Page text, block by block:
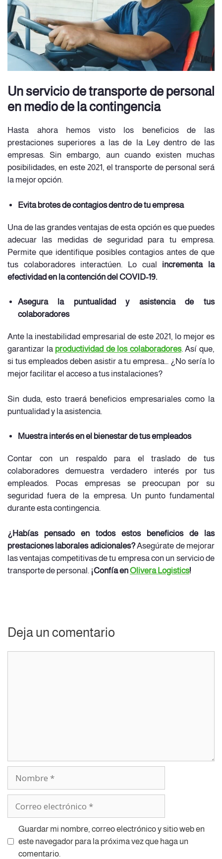
Un servicio de transporte de personal
en medio de la contingencia
Hasta ahora hemos visto los beneficios de las
prestaciones superiores a las de la Ley dentro de las
empresas. Sin embargo, aun cuando existen muchas
posibilidades, en este 2021, el transporte de personal será
la mejor opción.
Evita brotes de contagios dentro de tu empresa
Una de las grandes ventajas de esta opción es que puedes
adecuar las medidas de seguridad para tu empresa.
Permite que identifique posibles contagios antes de que
tus colaboradores interactúen. Lo cual incrementa la
efectividad en la contención del COVID-19.
Asegura la puntualidad y asistencia de tus
colaboradores
Ante la inestabilidad empresarial de este 2021, lo mejor es
garantizar la productividad de los colaboradores. Así que,
si tus empleados deben asistir a tu empresa… ¿No sería lo
mejor facilitar el acceso a tus instalaciones?
Sin duda, esto traerá beneficios empresariales como la
puntualidad y la asistencia.
Muestra interés en el bienestar de tus empleados
Contar con un respaldo para el traslado de tus
colaboradores demuestra verdadero interés por tus
empleados. Pocas empresas se preocupan por su
seguridad fuera de la empresa. Un punto fundamental
durante esta contingencia.
¿Habías pensado en todos estos beneficios de las
prestaciones laborales adicionales?Asegúrate de mejorar
las ventajas competitivas de tu empresa con un servicio de
transporte de personal. ¡Confía enOlivera Logistics!
Deja un comentario
Guardar mi nombre, correo electrónico y sitio web en
este navegador para la próxima vez que haga un
comentario.